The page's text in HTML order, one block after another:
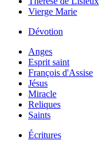
Vierge Marie
Dévotion
Anges
Esprit saint
François d'Assise
Jésus
Miracle
Reliques
Saints
Écritures